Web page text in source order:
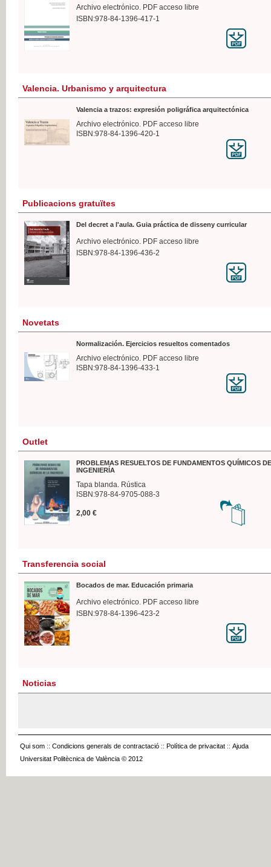
Archivo electrónico. PDF acceso libre
ISBN:978-84-1396-417-1
Valencia. Urbanismo y arquitectura
Valencia a trazos: expresión poligráfica arquitectónica
Archivo electrónico. PDF acceso libre
ISBN:978-84-1396-420-1
Publicacions gratuïtes
Del decret a l'aula. Guia práctica de disseny curricular
Archivo electrónico. PDF acceso libre
ISBN:978-84-1396-436-2
Novetats
Normalización. Ejercicios resueltos comentados
Archivo electrónico. PDF acceso libre
ISBN:978-84-1396-433-1
Outlet
PROBLEMAS RESUELTOS DE FUNDAMENTOS QUÍMICOS
INGENIERÍA
Tapa blanda. Rústica
ISBN:978-84-9705-088-3
2,00 €
Transferencia social
Bocados de mar. Educación primaria
Archivo electrónico. PDF acceso libre
ISBN:978-84-1396-423-2
Noticias
Qui som :: Condicions generals de contractació :: Política de privacitat :: Ajuda
Universitat Politècnica de València © 2012